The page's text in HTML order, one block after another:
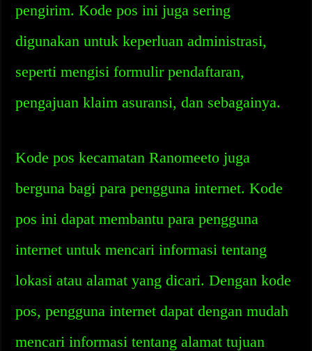
pengirim. Kode pos ini juga sering
digunakan untuk keperluan administrasi,
seperti mengisi formulir pendaftaran,
pengajuan klaim asuransi, dan sebagainya.
Kode pos kecamatan Ranomeeto juga
berguna bagi para pengguna internet. Kode
pos ini dapat membantu para pengguna
internet untuk mencari informasi tentang
lokasi atau alamat yang dicari. Dengan kode
pos, pengguna internet dapat dengan mudah
mencari informasi tentang alamat tujuan